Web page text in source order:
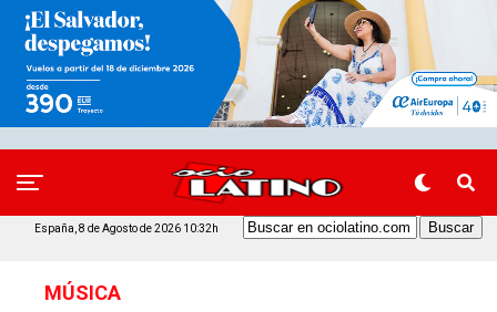
España, 8 de Agosto de 2026 10:32h
MÚSICA